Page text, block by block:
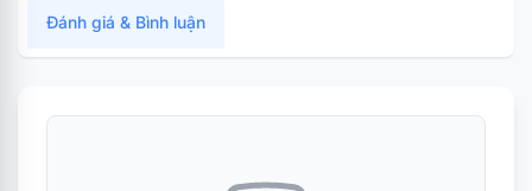
Đánh giá & Bình luận